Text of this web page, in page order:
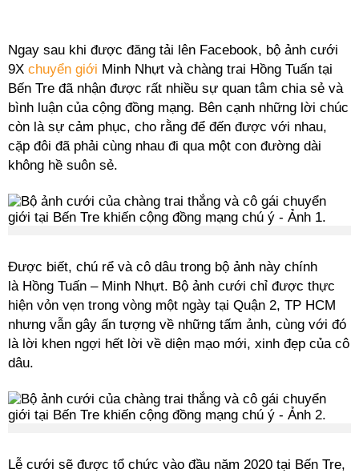
Ngay sau khi được đăng tải lên Facebook, bộ ảnh cưới
9X chuyển giới Minh Nhựt và chàng trai Hồng Tuấn tại
Bến Tre đã nhận được rất nhiều sự quan tâm chia sẻ và
bình luận của cộng đồng mạng. Bên cạnh những lời chúc
còn là sự cảm phục, cho rằng để đến được với nhau,
cặp đôi đã phải cùng nhau đi qua một con đường dài
không hề suôn sẻ.
Được biết, chú rể và cô dâu trong bộ ảnh này chính
là Hồng Tuấn – Minh Nhựt. Bộ ảnh cưới chỉ được thực
hiện vỏn vẹn trong vòng một ngày tại Quận 2, TP HCM
nhưng vẫn gây ấn tượng về những tấm ảnh, cùng với đó
là lời khen ngợi hết lời về diện mạo mới, xinh đẹp của cô
dâu.
Lễ cưới sẽ được tổ chức vào đầu năm 2020 tại Bến Tre,